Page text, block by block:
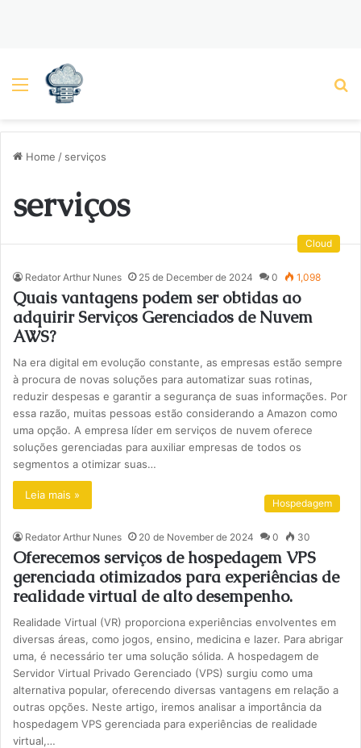
Menu
Home / serviços
serviços
Cloud
Redator Arthur Nunes 25 de December de 2024 0 1,098
Quais vantagens podem ser obtidas ao
adquirir Serviços Gerenciados de Nuvem
AWS?
Na era digital em evolução constante, as empresas estão sempre
à procura de novas soluções para automatizar suas rotinas,
reduzir despesas e garantir a segurança de suas informações. Por
essa razão, muitas pessoas estão considerando a Amazon como
uma opção. A empresa líder em serviços de nuvem oferece
soluções gerenciadas para auxiliar empresas de todos os
segmentos a otimizar suas…
Leia mais »
Hospedagem
Redator Arthur Nunes 20 de November de 2024 0 30
Oferecemos serviços de hospedagem VPS
gerenciada otimizados para experiências de
realidade virtual de alto desempenho.
Realidade Virtual (VR) proporciona experiências envolventes em
diversas áreas, como jogos, ensino, medicina e lazer. Para abrigar
uma, é necessário ter uma solução sólida. A hospedagem de
Servidor Virtual Privado Gerenciado (VPS) surgiu como uma
alternativa popular, oferecendo diversas vantagens em relação a
outras opções. Neste artigo, iremos analisar a importância da
hospedagem VPS gerenciada para experiências de realidade
virtual,…